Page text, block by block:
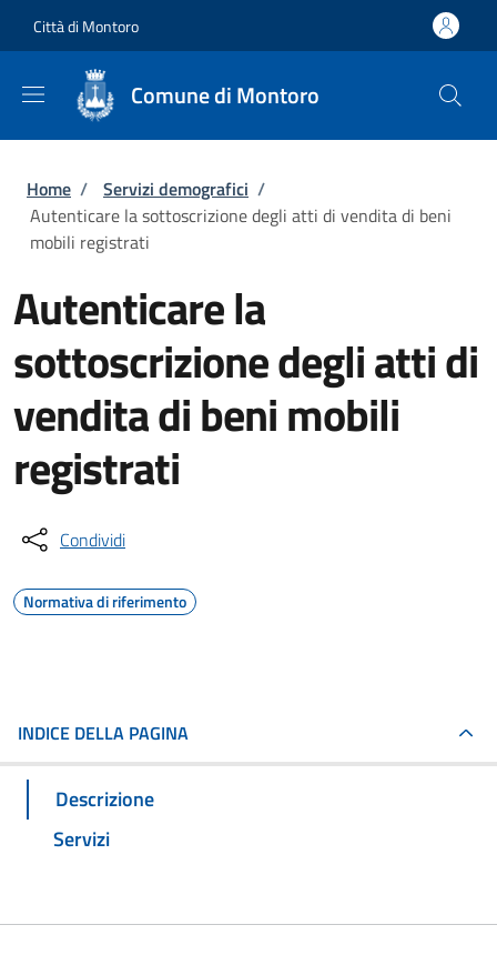
Città di Montoro
Comune di Montoro
Briciole di pane
Home / Servizi demografici /
Autenticare la sottoscrizione degli atti di vendita di beni
mobili registrati
Autenticare la
sottoscrizione degli atti di
vendita di beni mobili
registrati
Condividi
Normativa di riferimento
INDICE DELLA PAGINA
Descrizione
Servizi